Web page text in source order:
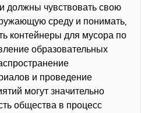
должны чувствовать свою
среду и понимать,
контейнеры для мусора по
образовательных
и проведение
могут значительно
общества в процесс